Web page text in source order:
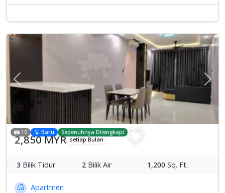
Previous
10 Baru Sepenuhnya Dilengkapi
2,850 MYR setiap Bulan
3 Bilik Tidur 2 Bilik Air 1,200 Sq. Ft.
Apartmen